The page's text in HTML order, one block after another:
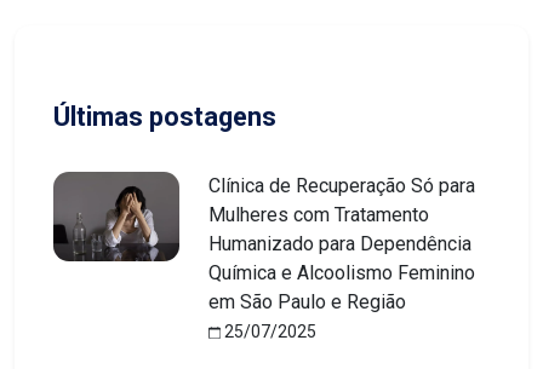
Últimas postagens
Clínica de Recuperação Só para
Mulheres com Tratamento
Humanizado para Dependência
Química e Alcoolismo Feminino
em São Paulo e Região
25/07/2025